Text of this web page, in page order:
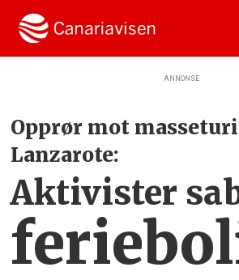
ANNONSE
Opprør mot
Lanzarote:
Aktivister